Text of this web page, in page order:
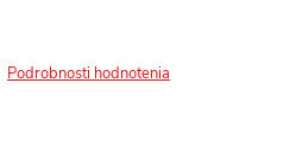
Podrobnosti hodnotenia